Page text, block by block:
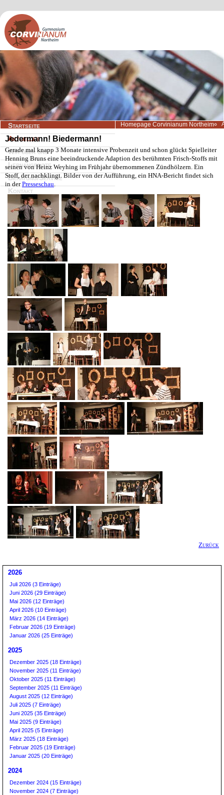
Navigation
überspringen
Startseite
Aktuelles
Wir über uns
Lernangebote
Beratung/Service
Kontakt
Homepage Corvinianum Northeim
Jedermann! Biedermann!
Gerade mal knapp 3 Monate intensive Probenzeit und schon glückt Spielleiter
Henning Bruns eine beeindruckende Adaption des berühmten Frisch-Stoffs mit
seinen von Heinz Weyhing im Frühjahr übernommenen Zündhölzern. Ein
Stoff, der nachklingt. Bilder von der Aufführung, ein HNA-Bericht findet sich
in derPresseschau.
Zurück
2026
Juli 2026 (3 Einträge)
Juni 2026 (29 Einträge)
Mai 2026 (12 Einträge)
April 2026 (10 Einträge)
März 2026 (14 Einträge)
Februar 2026 (19 Einträge)
Januar 2026 (25 Einträge)
2025
Dezember 2025 (18 Einträge)
November 2025 (11 Einträge)
Oktober 2025 (11 Einträge)
September 2025 (11 Einträge)
August 2025 (12 Einträge)
Juli 2025 (7 Einträge)
Juni 2025 (35 Einträge)
Mai 2025 (9 Einträge)
April 2025 (5 Einträge)
März 2025 (18 Einträge)
Februar 2025 (19 Einträge)
Januar 2025 (20 Einträge)
2024
Dezember 2024 (15 Einträge)
November 2024 (7 Einträge)